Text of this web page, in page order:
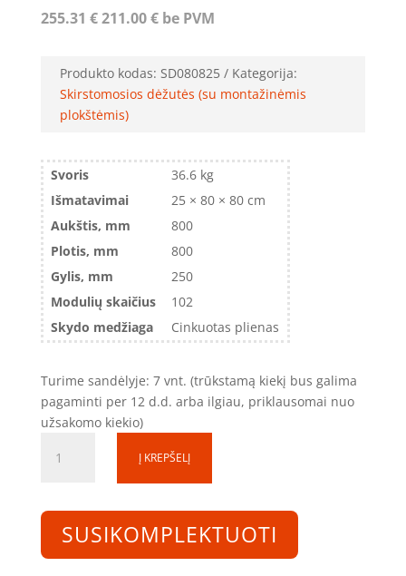
255.31 €211.00€be PVM
Produkto kodas: SD080825
Kategorija:
Skirstomosios dėžutės (su montažinėmis
plokštėmis)
Svoris
36.6 kg
Išmatavimai
25 × 80 × 80 cm
Aukštis, mm
800
Plotis, mm
800
Gylis, mm
250
Modulių skaičius
102
Skydo medžiaga
Cinkuotas plienas
Turime sandėlyje: 7 vnt. (trūkstamą kiekį bus galima
pagaminti per 12 d.d. arba ilgiau, priklausomai nuo
užsakomo kiekio)
kiekis:
SD080825-
Į KREPŠELĮ
SUSIKOMPLEKTUOTI